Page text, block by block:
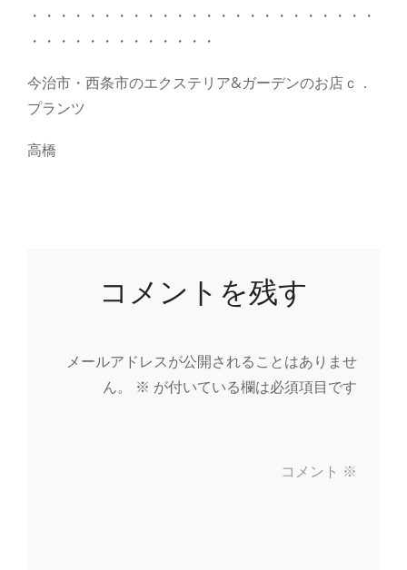
・・・・・・・・・・・・・・・・・・・・・・・・
・・・・・・・・・・・・・
今治市・西条市のエクステリア&ガーデンのお店ｃ．
プランツ
高橋
コメントを残す
メールアドレスが公開されることはありませ
ん。
※ が付いている欄は必須項目です
コメント ※